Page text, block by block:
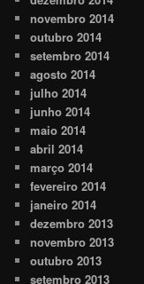
novembro 2014
outubro 2014
setembro 2014
agosto 2014
julho 2014
junho 2014
maio 2014
abril 2014
março 2014
fevereiro 2014
janeiro 2014
dezembro 2013
novembro 2013
outubro 2013
setembro 2013